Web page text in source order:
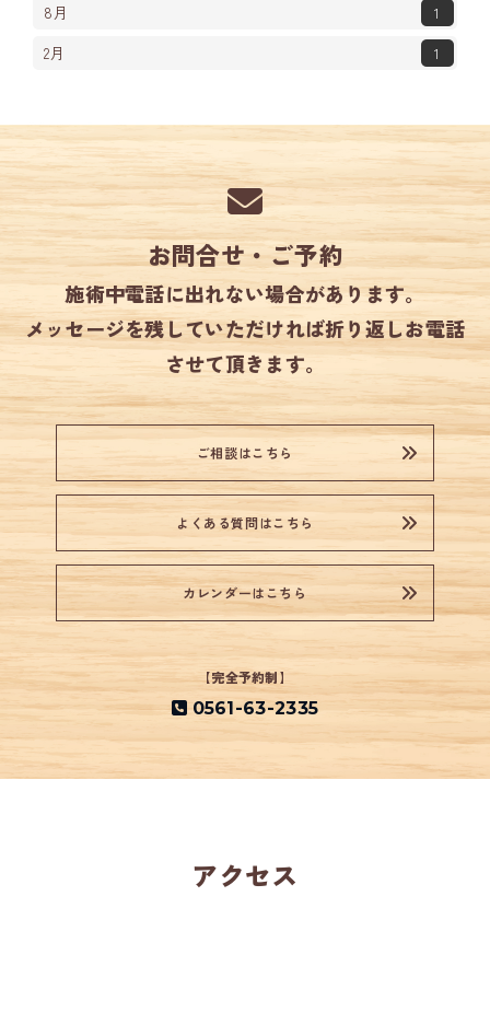
8月 1
2月 1
お問合せ・ご予約
施術中電話に出れない場合があります。
メッセージを残していただければ折り返しお電話
させて頂きます。
ご相談はこちら
よくある質問はこちら
カレンダーはこちら
【完全予約制】
0561-63-2335
アクセス